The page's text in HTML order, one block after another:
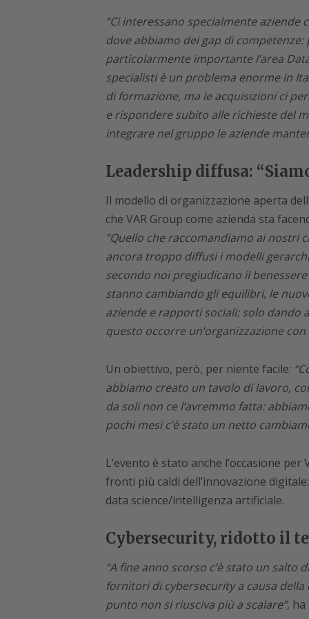
“Ci interessano specialmente
dove abbiamo dei gap di
particolarmente importante l’area
specialisti è un problema enorme in
di formazione, ma le acquisizioni ci
e rispondere subito alle richieste del
integrare nel gruppo le aziende
Leadership diffusa:
Il modello di organizzazione aperta
che VAR Group come azienda sta
“Quello che raccomandiamo ai
ancora troppo diffusi i modelli
secondo noi pregiudicano il
stanno cambiando gli equilibri, le
aziende e rapporti sociali: solo dando
questo occorre un’organizzazione
Un obiettivo, però, per niente facile:
abbiamo creato un tavolo di lavoro,
da soli non ce l’avremmo fatta:
pochi mesi c’è stato un netto
L’evento è stato anche l’occasione
fronti più caldi dell’innovazione
data science/intelligenza artificiale.
Cybersecurity, ridotto il
“A fine anno scorso c’è stato un
fornitori di cybersecurity a causa
punto non si riusciva più a scalare”, ha